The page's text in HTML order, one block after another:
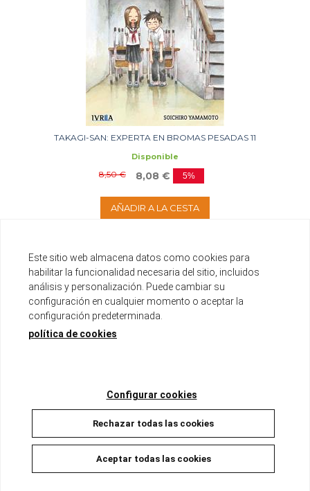
TAKAGI-SAN: EXPERTA EN BROMAS PESADAS 11
Disponible
8,50 € 8,08 € 5%
AÑADIR A LA CESTA
TAKAGI-SAN: EXPERTA EN BROMAS PESADAS 10
Este sitio web almacena datos como cookies para
habilitar la funcionalidad necesaria del sitio, incluidos
análisis y personalización. Puede cambiar su
configuración en cualquier momento o aceptar la
configuración predeterminada.
política de cookies
Configurar cookies
Rechazar todas las cookies
Aceptar todas las cookies